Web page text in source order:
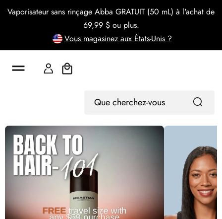
s
s
u
c
o
Vaporisateur sans rinçage Abba GRATUIT (50 mL) à l'achat de
69,99 $ ou plus.
Vous magasinez aux États-Unis ?
Que
vous
Panier